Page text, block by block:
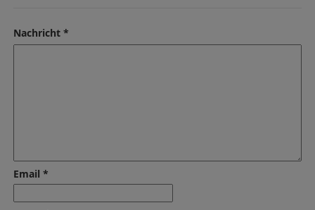
Nachricht *
Email *